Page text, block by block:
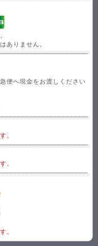
ありません。
便へ現金をお渡しください
。
。
。